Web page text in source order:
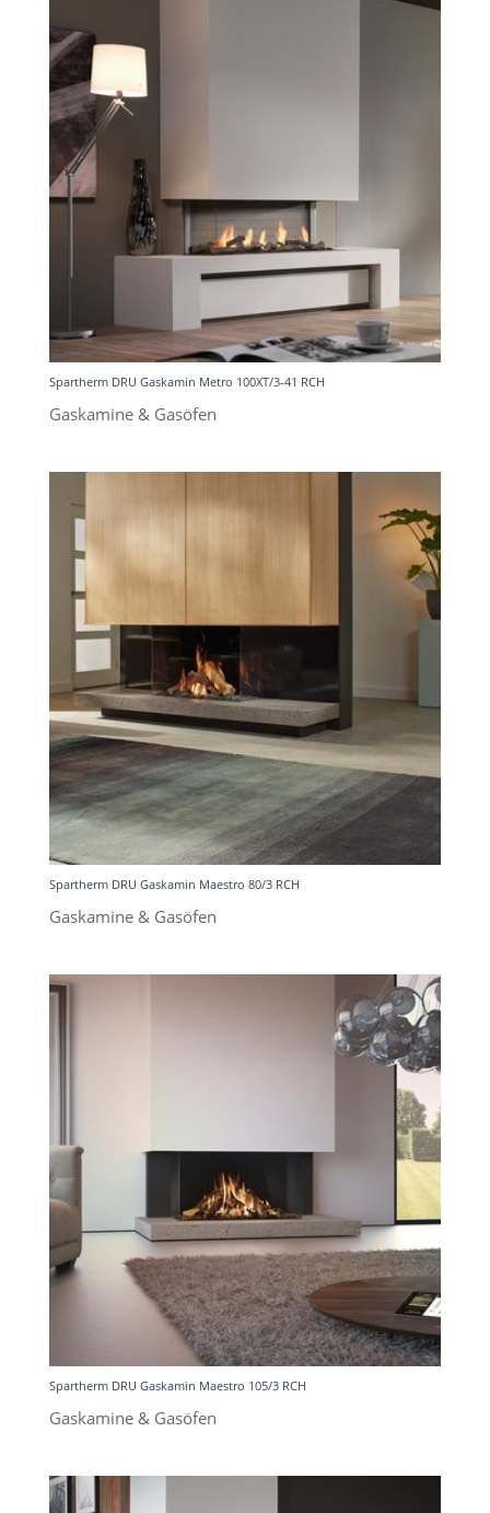
Spartherm DRU Gaskamin Metro 100XT/3-41 RCH
Gaskamine & Gasöfen
Spartherm DRU Gaskamin Maestro 80/3 RCH
Gaskamine & Gasöfen
Spartherm DRU Gaskamin Maestro 105/3 RCH
Gaskamine & Gasöfen